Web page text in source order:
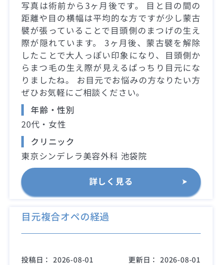
写真は術前から3ヶ月後です。 目と目の間の
距離や目の横幅は平均的な方ですが少し蒙古
襞が張っていることで目頭側のまつげの生え
際が隠れています。 3ヶ月後、蒙古襞を解除
したことで大人っぽい印象になり、目頭側か
らまつ毛の生え際が見えるぱっちり目元にな
りましたね。 お目元でお悩みの方なりたい方
ぜひお気軽にご相談ください。
年齢・性別
20代・女性
クリニック
東京シンデレラ美容外科 池袋院
詳しく見る
目元複合オペの経過
投稿日： 2026-08-01 更新日： 2026-08-01